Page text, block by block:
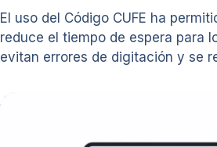
El uso del Código CUFE ha
reduce el tiempo de espera para
evitan errores de digitación y se